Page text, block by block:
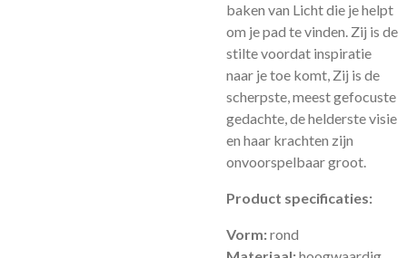
baken van Licht die je helpt
om je pad te vinden. Zij is de
stilte voordat inspiratie
naar je toe komt, Zij is de
scherpste, meest gefocuste
gedachte, dehelderste visie
en haar krachten zijn
onvoorspelbaar groot.
Product specificaties:
Vorm:rond